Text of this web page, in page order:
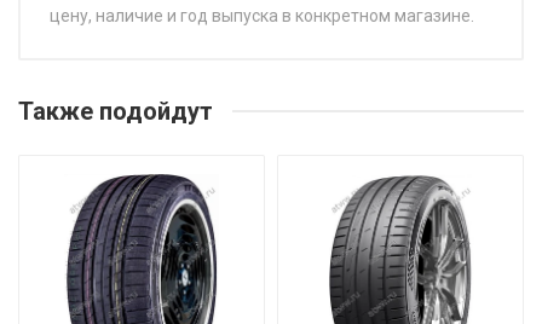
цену, наличие и год выпуска в конкретном магазине.
Sonix XSPORT S8 195/40R17 81W
Sonix XSPORT S8 195/45R17 85W
Sonix XSPORT S8 195/50R15 82V
Также подойдут